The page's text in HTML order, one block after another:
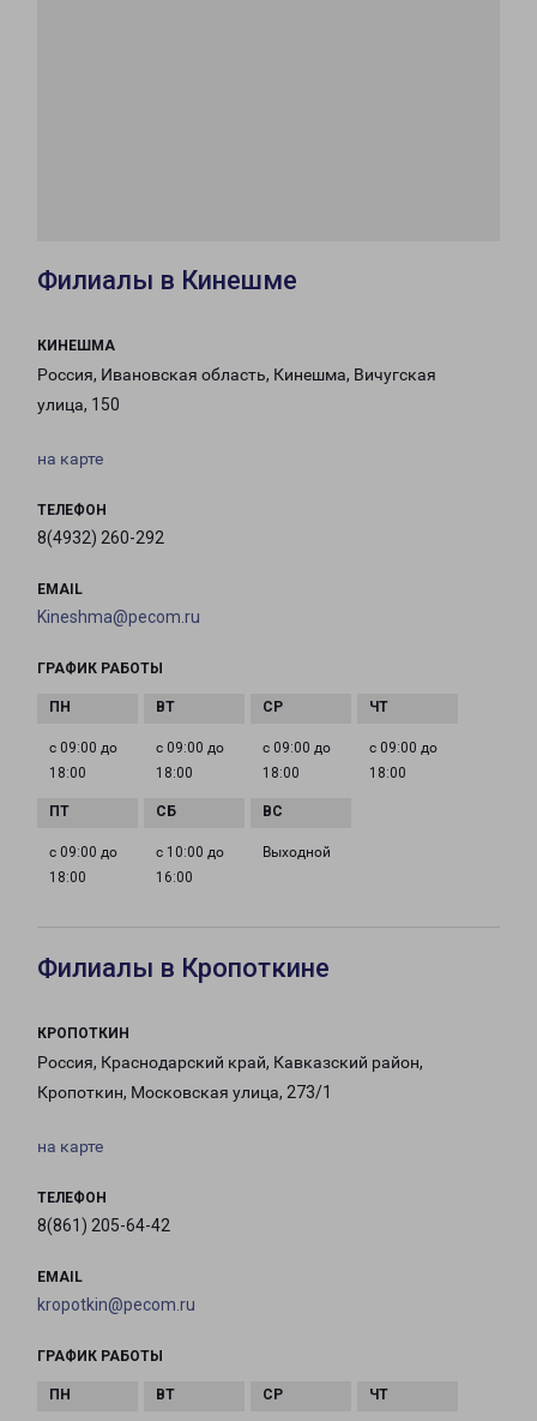
Филиалы в Кинешме
КИНЕШМА
Россия, Ивановская область, Кинешма, Вичугская
улица, 150
на карте
ТЕЛЕФОН
8(4932) 260-292
EMAIL
Kineshma@pecom.ru
ГРАФИК РАБОТЫ
с 09:00 до
18:00
с 09:00 до
18:00
с 09:00 до
18:00
с 09:00 до
18:00
с 09:00 до
18:00
с 10:00 до
16:00
Выходной
Филиалы в Кропоткине
КРОПОТКИН
Россия, Краснодарский край, Кавказский район,
Кропоткин, Московская улица, 273/1
на карте
ТЕЛЕФОН
8(861) 205-64-42
EMAIL
kropotkin@pecom.ru
ГРАФИК РАБОТЫ